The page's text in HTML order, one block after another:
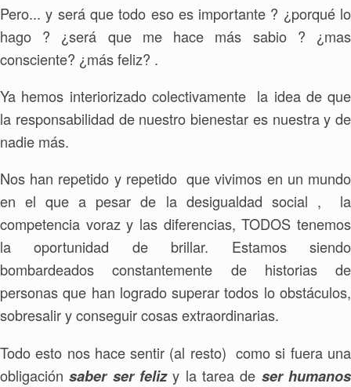
Pero... y será que todo eso es importante ? ¿porqué lo
hago ? ¿será que me hace más sabio ? ¿mas
consciente? ¿más feliz? .
Ya hemos interiorizado colectivamente la idea de que
la responsabilidad de nuestro bienestar es nuestra y de
nadie más.
Nos han repetido y repetido que vivimos en un mundo
en el que a pesar de la desigualdad social , la
competencia voraz y las diferencias, TODOS tenemos
la oportunidad de brillar. Estamos siendo
bombardeados constantemente de historias de
personas que han logrado superar todos lo obstáculos,
sobresalir y conseguir cosas extraordinarias.
Todo esto nos hace sentir (al resto) como si fuera una
obligaciónsaber ser felizy la tarea de ser humanos